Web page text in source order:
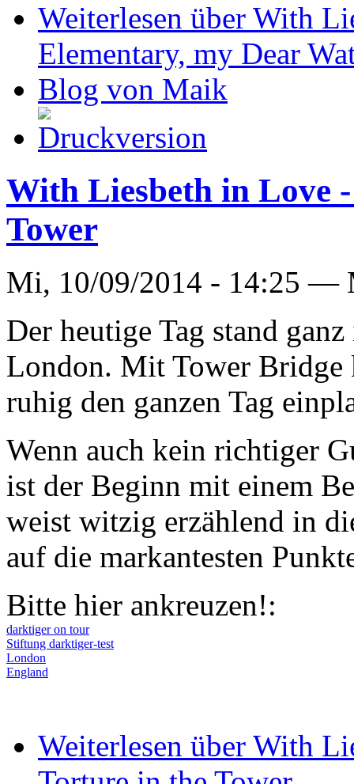
Weiterlesen über With
Elementary, my Dear
Blog von Maik
With Liesbeth in Love
Tower
Mi, 10/09/2014 - 14:25 —
Der heutige Tag stand
London. Mit Tower Bridge
ruhig den ganzen Tag
Wenn auch kein richtiger
ist der Beginn mit einem
weist witzig erzählend in
auf die markantesten
Bitte hier ankreuzen!:
darktiger on tour
Stiftung darktiger-test
London
England
Weiterlesen über With